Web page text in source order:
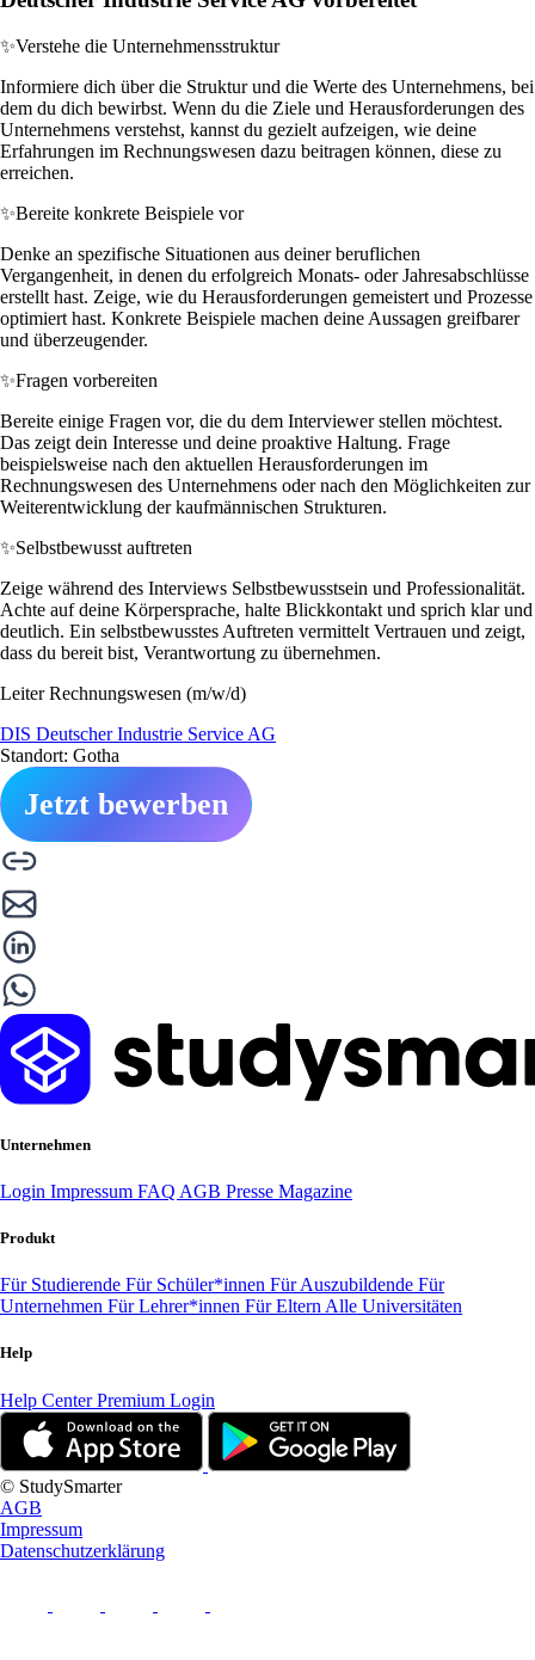
✨Verstehe die Unternehmensstruktur
Informiere dich über die Struktur und die Werte des Unternehmens, bei
dem du dich bewirbst. Wenn du die Ziele und Herausforderungen des
Unternehmens verstehst, kannst du gezielt aufzeigen, wie deine
Erfahrungen im Rechnungswesen dazu beitragen können, diese zu
erreichen.
✨Bereite konkrete Beispiele vor
Denke an spezifische Situationen aus deiner beruflichen
Vergangenheit, in denen du erfolgreich Monats- oder Jahresabschlüsse
erstellt hast. Zeige, wie du Herausforderungen gemeistert und Prozesse
optimiert hast. Konkrete Beispiele machen deine Aussagen greifbarer
und überzeugender.
✨Fragen vorbereiten
Bereite einige Fragen vor, die du dem Interviewer stellen möchtest.
Das zeigt dein Interesse und deine proaktive Haltung. Frage
beispielsweise nach den aktuellen Herausforderungen im
Rechnungswesen des Unternehmens oder nach den Möglichkeiten zur
Weiterentwicklung der kaufmännischen Strukturen.
✨Selbstbewusst auftreten
Zeige während des Interviews Selbstbewusstsein und Professionalität.
Achte auf deine Körpersprache, halte Blickkontakt und sprich klar und
deutlich. Ein selbstbewusstes Auftreten vermittelt Vertrauen und zeigt,
dass du bereit bist, Verantwortung zu übernehmen.
Leiter Rechnungswesen (m/w/d)
DIS Deutscher Industrie Service AG
Standort: Gotha
Jetzt bewerben
Unternehmen
Login Impressum FAQ AGB Presse Magazine
Produkt
Für Studierende Für Schüler*innen Für Auszubildende Für
Unternehmen Für Lehrer*innen Für Eltern Alle Universitäten
Help
Help CenterPremium Login
© StudySmarter
AGB
Impressum
Datenschutzerklärung